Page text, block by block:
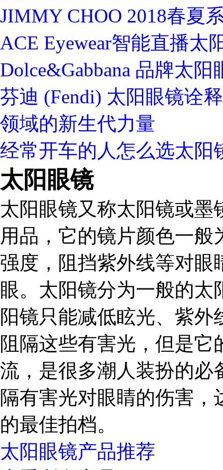
JIMMY CHOO 2018春夏
ACE Eyewear智能直播太
Dolce&Gabbana 品牌太阳
芬迪 (Fendi) 太阳眼镜诠
领域的新生代力量
经常开车的人怎么选太阳
太阳眼镜
太阳眼镜又称太阳镜或
用品，它的镜片颜色一
强度，阻挡紫外线等对眼
眼。太阳镜分为一般的
阳镜只能减低眩光、紫
阻隔这些有害光，但是
流，是很多潮人装扮的必
隔有害光对眼睛的伤害
的最佳拍档。
太阳眼镜产品推荐